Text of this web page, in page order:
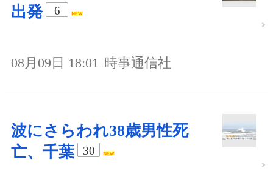
出発
6
08月09日 18:01 時事通信社
波にさらわれ38歳男性死
亡、千葉
30